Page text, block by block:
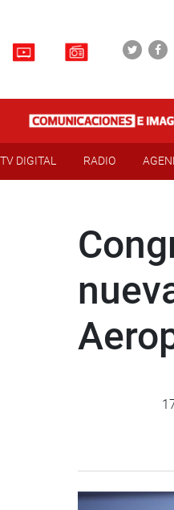
TV DIGITAL RADIO